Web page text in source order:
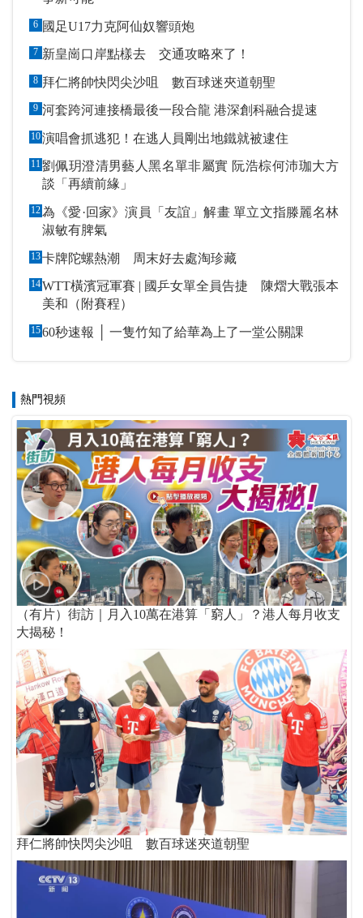
6 國足U17力克阿仙奴響頭炮
7 新皇崗口岸點樣去 交通攻略來了！
8 拜仁將帥快閃尖沙咀 數百球迷夾道朝聖
9 河套跨河連接橋最後一段合龍 港深創科融合提速
10演唱會抓逃犯！在逃人員剛出地鐵就被逮住
11劉佩玥澄清男藝人黑名單非屬實 阮浩棕何沛珈大方
談「再續前緣」
12為《愛·回家》演員「友誼」解畫 單立文指滕麗名林
淑敏有脾氣
13卡牌陀螺熱潮 周末好去處淘珍藏
14WTT橫濱冠軍賽 | 國乒女單全員告捷 陳熠大戰張本
美和（附賽程）
1560秒速報 │ 一隻竹知了給華為上了一堂公關課
熱門視頻
（有片）街訪｜月入10萬在港算「窮人」？港人每月收支
大揭秘！
拜仁將帥快閃尖沙咀 數百球迷夾道朝聖